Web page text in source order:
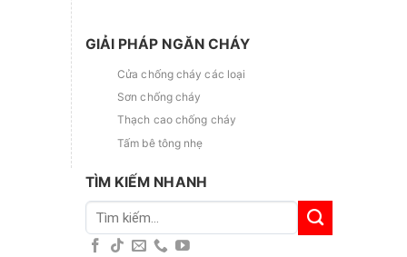
GIẢI PHÁP NGĂN CHÁY
Cửa chống cháy các loại
Sơn chống cháy
Thạch cao chống cháy
Tấm bê tông nhẹ
TÌM KIẾM NHANH
Tìm
kiếm: